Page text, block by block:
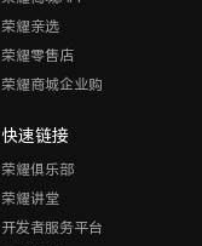
荣耀亲选
荣耀零售店
荣耀商城企业购
快速链接
荣耀俱乐部
荣耀讲堂
开发者服务平台